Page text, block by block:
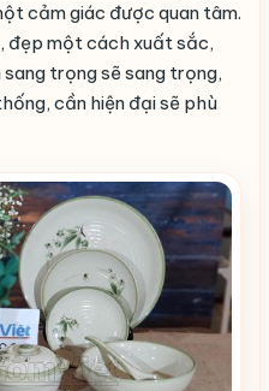
cảm giác được quan tâm.
đẹp một cách xuất sắc,
trọng sẽ sang trọng,
cần hiện đại sẽ phù